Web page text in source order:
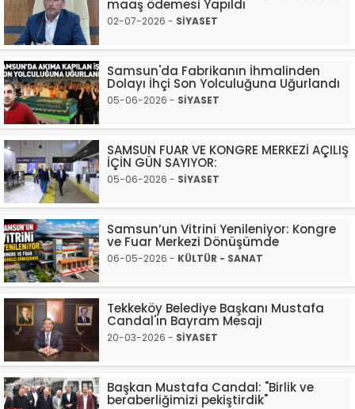
maaş ödemesi Yapıldı
02-07-2026 - SİYASET
Samsun'da Fabrikanın İhmalinden
Dolayı İhçi Son Yolculuğuna Uğurlandı
05-06-2026 - SİYASET
SAMSUN FUAR VE KONGRE MERKEZİ AÇILIŞ
İÇİN GÜN SAYIYOR:
05-06-2026 - SİYASET
Samsun’un Vitrini Yenileniyor: Kongre
ve Fuar Merkezi Dönüşümde
06-05-2026 - KÜLTÜR - SANAT
Tekkeköy Belediye Başkanı Mustafa
Candal'ın Bayram Mesajı
20-03-2026 - SİYASET
Başkan Mustafa Candal: "Birlik ve
beraberliğimizi pekiştirdik"